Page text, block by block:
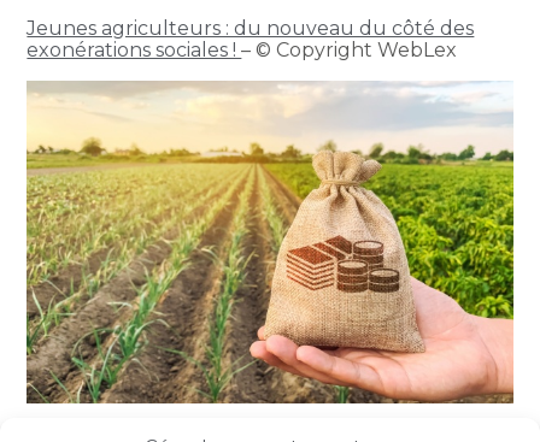
Jeunes agriculteurs : du nouveau du côté des
exonérations sociales !– © Copyright WebLex